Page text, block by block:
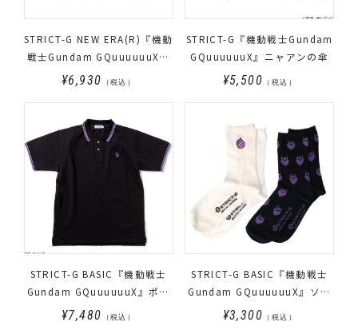
STRICT-G NEW ERA(R)『機動
戦士Gundam GQuuuuuuX』
9FIFTY(TM) ロゴ
¥6,930 （税込）
STRICT-G『機動戦士Gundam
GQuuuuuuX』ニャアンの傘
¥5,500 （税込）
STRICT-G BASIC『機動戦士
Gundam GQuuuuuuX』ポロ
シャツ ポメラニアンズブラッ
¥7,480 （税込）
STRICT-G BASIC『機動戦士
Gundam GQuuuuuuX』ソッ
クス2Pセット
¥3,300 （税込）